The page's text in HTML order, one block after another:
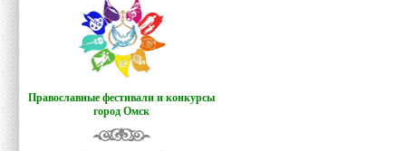
Православные фестивали и конкурсы
город Омск